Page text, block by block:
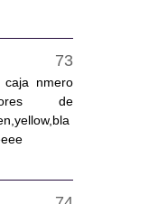
nmero
de